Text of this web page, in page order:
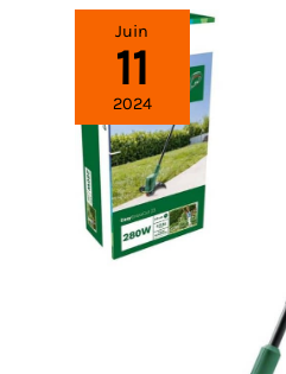
Juin
11
2024